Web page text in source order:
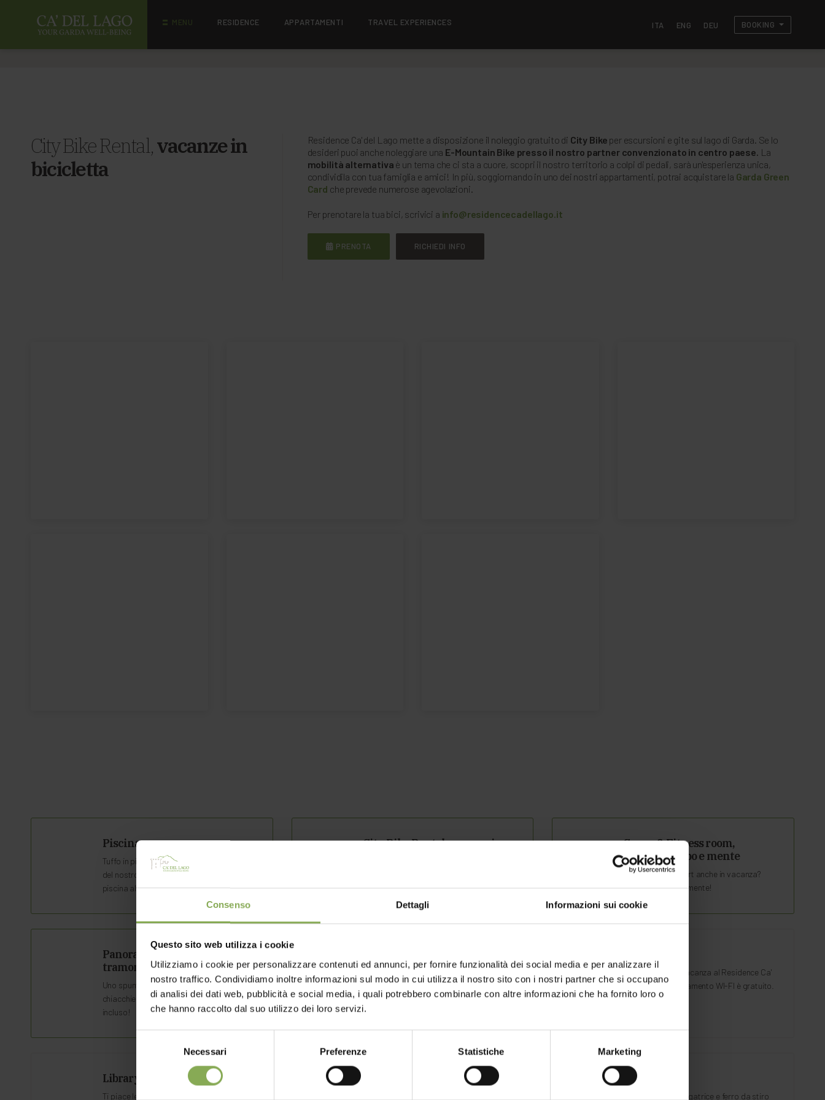
Consenso Dettagli Informazioni sui cookie
Questo sito web utilizza i cookie
Utilizziamo i cookie per personalizzare contenuti ed annunci, per fornire funzionalità dei social media e per analizzare il
nostro traffico. Condividiamo inoltre informazioni sul modo in cui utilizza il nostro sito con i nostri partner che si occupano
di analisi dei dati web, pubblicità e social media, i quali potrebbero combinarle con altre informazioni che ha fornito loro o
che hanno raccolto dal suo utilizzo dei loro servizi.
Selezione
Necessari Preferenze Statistiche Marketing
MENU RESIDENCE APPARTAMENTI TRAVEL EXPERIENCES ITA ENG DEU BOOKING
City Bike Rental,vacanze in
bicicletta
Residence Ca' del Lago mette a disposizione il noleggio gratuito di City Bike per escursioni e gite sul lago di Garda. Se lo
desideri puoi anche noleggiare una E-Mountain Bike presso il nostro partner convenzionato in centro paese. La
mobilità alternativa è un tema che ci sta a cuore, scopri il nostro territorio a colpi di pedali, sarà un'esperienza unica,
condividila con tua famiglia e amici! In più, soggiornando in uno dei nostri appartamenti, potrai acquistare la Garda Green
Card che prevede numerose agevolazioni.
Per prenotare la tua bici, scrivici a info@residencecadellago.it
PRENOTA RICHIEDI INFO
Piscina
Tuffo in piscina? Nella zona più romantica
del nostro Residence abbiamo una
piscina all'aperto con solarium.
City Bike Rental,vacanze in
ruote.
Sauna & Fitness room,
rigenera corpo e mente
Totale relax o sport anche in vacanza?
Rigenera corpo e mente!
Panorama Lounge,
tramonti da sogno
Uno spuntino gustoso, un aperitivo, una
chiacchierata tra amici... il panorama è
incluso!
Rilassati nel nostro grande giardino
all'inglese e puntellato di fiori profumati.
Condividi la tua vacanza al Residence Ca'
del Lago, il collegamento WI-FI è gratuito.
Library
Ti piace leggere? La nostra biblioteca è
Lavanderia
Lavanderia, asciugatrice e ferro da stiro